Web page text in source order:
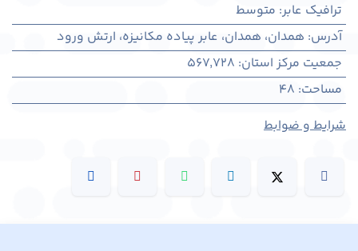
ترافیک عابر: متوسط
آدرس: همدان، همدان، عابر پیاده مکانیزه، ارتش ورود
جمعیت مرکز استان:
567,728
مساحت:
48
شرایط و ضوابط